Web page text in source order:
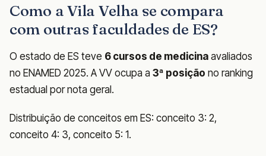
Como a Vila Velha se compara
com outras faculdades de ES?
O estado de ES teve 6 cursos de medicina avaliados
no ENAMED 2025. A VV ocupa a 3ª posição no ranking
estadual por nota geral.
Distribuição de conceitos em ES: conceito 3: 2,
conceito 4: 3, conceito 5: 1.